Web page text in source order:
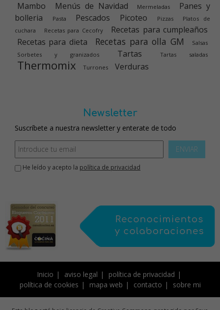
Mambo Menús de Navidad Mermeladas
Panes y
bolleria
Pasta Pescados Picoteo Pizzas
Platos de
cuchara
Recetas para Cecofry
Recetas para cumpleaños
Recetas para dieta
Recetas para olla GM
Salsas
Sorbetes y granizados
Tartas Tartas saladas
Thermomix Turrones Verduras
Newsletter
Suscríbete a nuestra newsletter y enterate de todo
ENVIAR
He leído y acepto la política de privacidad
Inicio aviso legal
política de privacidad
política de cookies
mapa web contacto sobre mi